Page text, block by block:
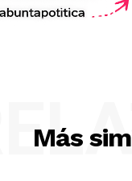
Más